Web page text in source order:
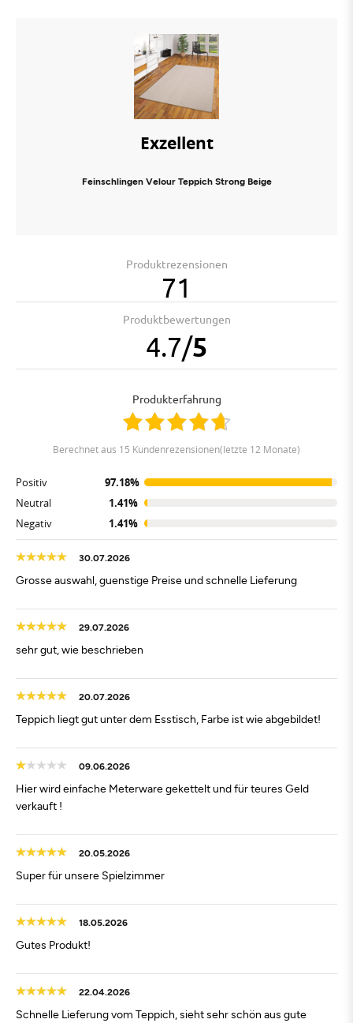
Exzellent
Feinschlingen Velour Teppich Strong Beige
Produktrezensionen
71
Produktbewertungen
4.7/5
Produkterfahrung
berechnet aus 15 Kundenrezensionen(letzte 12 Monate)
Positiv
97.18%
Neutral
1.41%
Negativ
1.41%
30.07.2026
Grosse auswahl, guenstige Preise und schnelle Lieferung
29.07.2026
sehr gut, wie beschrieben
20.07.2026
Teppich liegt gut unter dem Esstisch, Farbe ist wie abgebildet!
09.06.2026
Hier wird einfache Meterware gekettelt und für teures Geld
verkauft !
20.05.2026
Super für unsere Spielzimmer
18.05.2026
Gutes Produkt!
22.04.2026
Schnelle Lieferung vom Teppich, sieht sehr schön aus gute